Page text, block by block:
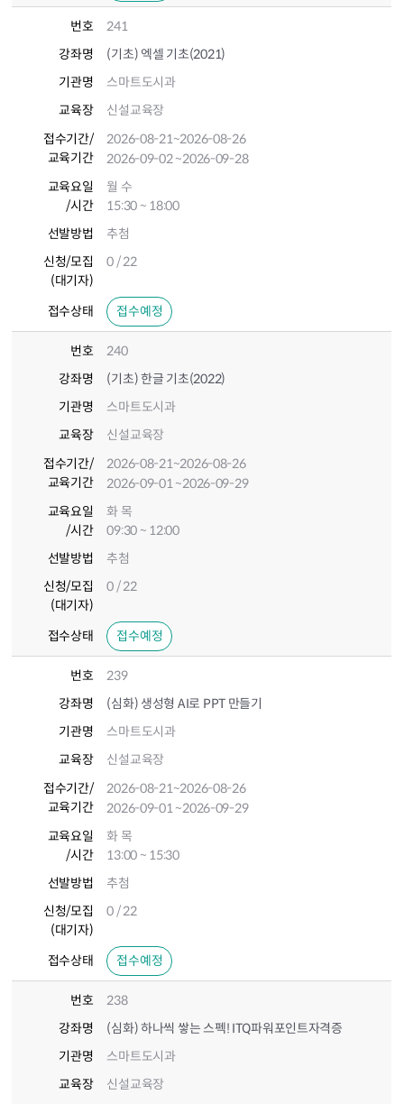
번호
241
강좌명
(기초) 엑셀 기초(2021)
기관명
스마트도시과
교육장
신설교육장
접수기간/
교육기간
2026-08-21~2026-08-26
2026-09-02~2026-09-28
교육요일
/시간
월 수
15:30 ~ 18:00
선발방법
추첨
신청/모집
(대기자)
0 / 22
접수상태 접수예정
번호
240
강좌명
(기초) 한글 기초(2022)
기관명
스마트도시과
교육장
신설교육장
접수기간/
교육기간
2026-08-21~2026-08-26
2026-09-01~2026-09-29
교육요일
/시간
화 목
09:30 ~ 12:00
선발방법
추첨
신청/모집
(대기자)
0 / 22
접수상태 접수예정
번호
239
강좌명
(심화) 생성형 AI로 PPT 만들기
기관명
스마트도시과
교육장
신설교육장
접수기간/
교육기간
2026-08-21~2026-08-26
2026-09-01~2026-09-29
교육요일
/시간
화 목
13:00 ~ 15:30
선발방법
추첨
신청/모집
(대기자)
0 / 22
접수상태 접수예정
번호
238
강좌명
(심화) 하나씩 쌓는 스펙! ITQ파워포인트자격증
기관명
스마트도시과
교육장
신설교육장